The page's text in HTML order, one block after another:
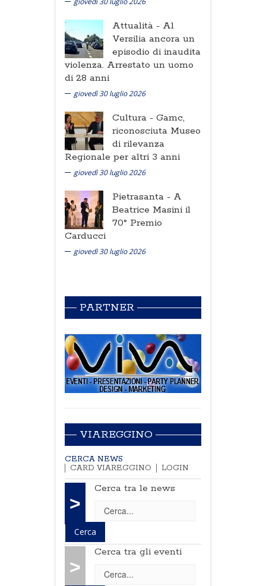
Attualità - Al
Versilia ancora un
episodio di inaudita
violenza. Arrestato un uomo
di 28 anni
giovedì 30 luglio 2026
Cultura - Gamc,
riconosciuta Museo
di rilevanza
Regionale per altri 3 anni
giovedì 30 luglio 2026
Pietrasanta - A
Beatrice Masini il
70° Premio
Carducci
giovedì 30 luglio 2026
PARTNER
VIAREGGINO
CERCA NEWS
CARD VIAREGGINO
LOGIN
>
Cerca tra le news
>
Cerca tra gli eventi